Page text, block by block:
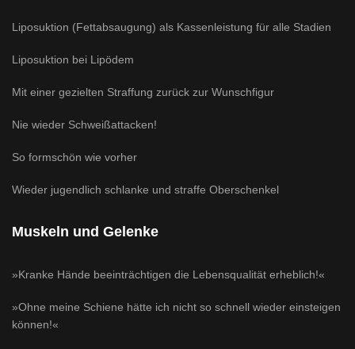
Liposuktion (Fettabsaugung) als Kassenleistung für alle Stadien
Liposuktion bei Lipödem
Mit einer gezielten Straffung zurück zur Wunschfigur
Nie wieder Schweißattacken!
So formschön wie vorher
Wieder jugendlich schlanke und straffe Oberschenkel
Muskeln und Gelenke
»Kranke Hände beeinträchtigen die Lebensqualität erheblich!«
»Ohne meine Schiene hätte ich nicht so schnell wieder einsteigen
können!«